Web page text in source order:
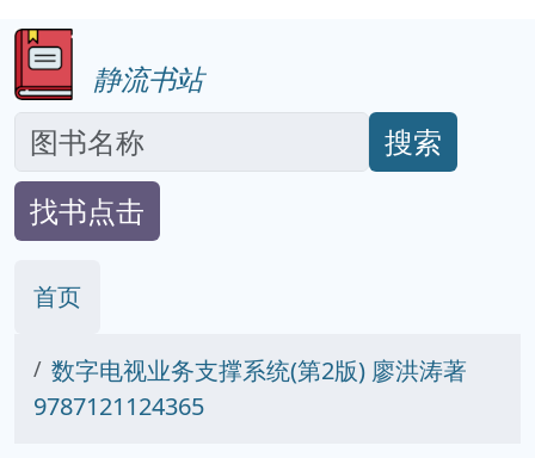
静流书站
搜索
找书点击
首页
数字电视业务支撑系统(第2版) 廖洪涛著
9787121124365